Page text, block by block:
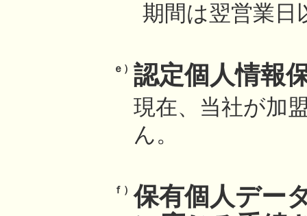
期間は翌営業日
ｅ） 認定個人情報
現在、当社が加
ん。
ｆ） 保有個人デー